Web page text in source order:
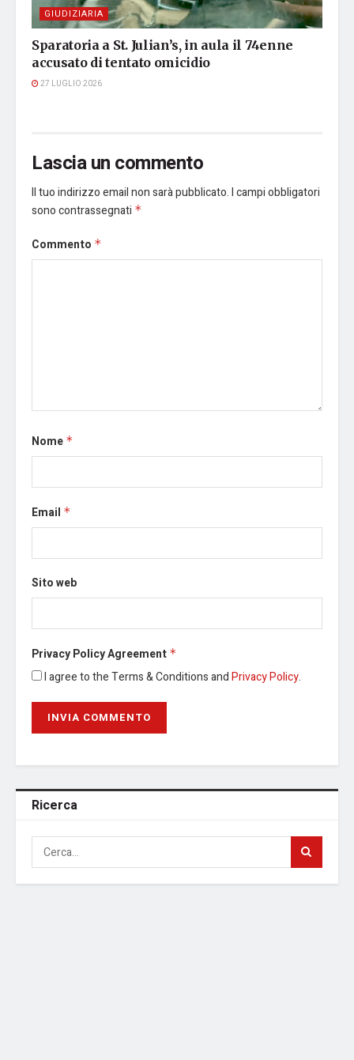
GIUDIZIARIA
Sparatoria a St. Julian’s, in aula il 74enne
accusato di tentato omicidio
27 LUGLIO 2026
Lascia un commento
Il tuo indirizzo email non sarà pubblicato.I campi obbligatori
sono contrassegnati *
Commento *
Nome *
Email *
Sito web
Privacy Policy Agreement *
I agree to the Terms & Conditions andPrivacy Policy.
Ricerca